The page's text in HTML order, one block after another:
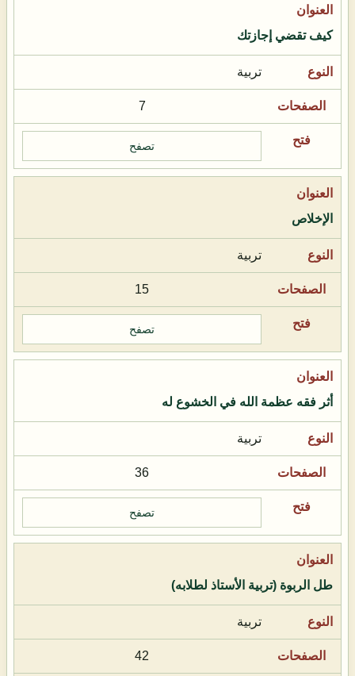
كيف تقضي إجازتك
تربية
7
تصفح
الإخلاص
تربية
15
تصفح
أثر فقه عظمة الله في الخشوع له
تربية
36
تصفح
طل الربوة (تربية الأستاذ لطلابه)
تربية
42